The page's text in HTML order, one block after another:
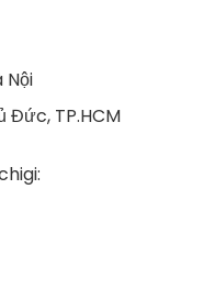
Nội
Đức, TP.HCM